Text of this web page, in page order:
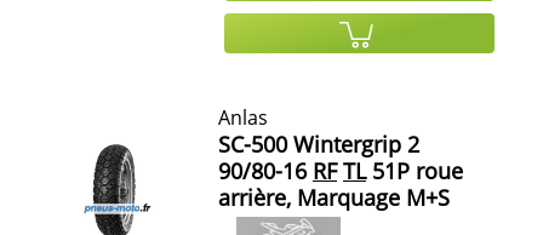
Anlas
SC-500 Wintergrip 2
90/80-16 RF TL51P roue
arrière, Marquage M+S